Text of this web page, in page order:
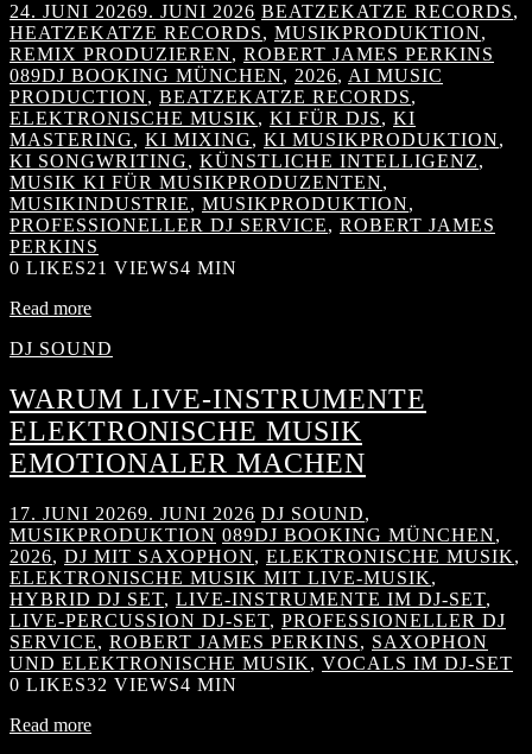
24. JUNI 20269. JUNI 2026 BEATZEKATZE RECORDS,
HEATZEKATZE RECORDS, MUSIKPRODUKTION,
REMIX PRODUZIEREN, ROBERT JAMES PERKINS
089DJ BOOKING MÜNCHEN, 2026, AI MUSIC
PRODUCTION, BEATZEKATZE RECORDS,
ELEKTRONISCHE MUSIK, KI FÜR DJS, KI
MASTERING, KI MIXING, KI MUSIKPRODUKTION,
KI SONGWRITING, KÜNSTLICHE INTELLIGENZ,
MUSIK KI FÜR MUSIKPRODUZENTEN,
MUSIKINDUSTRIE, MUSIKPRODUKTION,
PROFESSIONELLER DJ SERVICE, ROBERT JAMES
PERKINS
0 LIKES21 VIEWS4 MIN
Read more
DJ SOUND
WARUM LIVE-INSTRUMENTE
ELEKTRONISCHE MUSIK
EMOTIONALER MACHEN
17. JUNI 20269. JUNI 2026 DJ SOUND,
MUSIKPRODUKTION 089DJ BOOKING MÜNCHEN,
2026, DJ MIT SAXOPHON, ELEKTRONISCHE MUSIK,
ELEKTRONISCHE MUSIK MIT LIVE-MUSIK,
HYBRID DJ SET, LIVE-INSTRUMENTE IM DJ-SET,
LIVE-PERCUSSION DJ-SET, PROFESSIONELLER DJ
SERVICE, ROBERT JAMES PERKINS, SAXOPHON
UND ELEKTRONISCHE MUSIK, VOCALS IM DJ-SET
0 LIKES32 VIEWS4 MIN
Read more